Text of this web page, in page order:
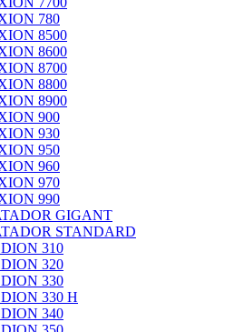
780
8500
8600
8700
8800
8900
900
930
950
960
970
990
GIGANT
STANDARD
310
320
330
330 H
340